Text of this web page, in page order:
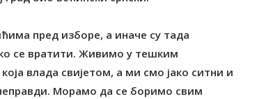
пред изборе, а иначе су тада
се вратити. Живимо у тешким
влада свијетом, а ми смо јако ситни и
Морамо да се боримо свим